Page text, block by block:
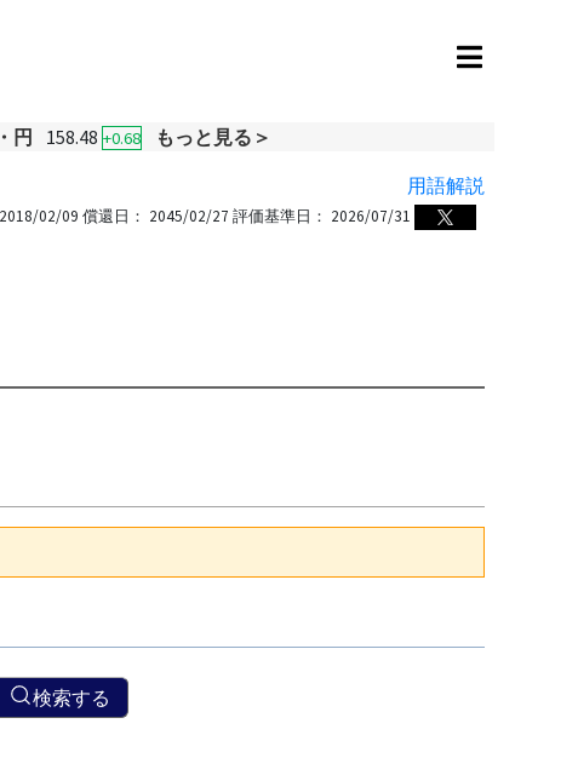
円 158.48 +0.68
もっと見る＞
用語解説
2018/02/09 償還日： 2045/02/27 評価基準日： 2026/07/31
検索する